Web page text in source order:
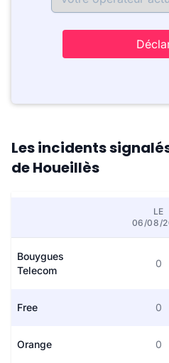
Les incidents
de Houeillès
LE
06/08/
Bouygues
Telecom
0
Free 0
Orange 0